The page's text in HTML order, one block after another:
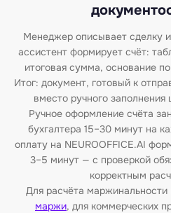
Менеджер описывает сделку
ассистент формирует счёт:
итоговая сумма, основание
Итог: документ, готовый к
вместо ручного
Ручное оформление счёта
бухгалтера 15–30 минут на
оплату на NEUROOFFICE.AI
3–5 минут — с проверкой
корректным
Для расчёта маржинальности
маржи, для коммерческих